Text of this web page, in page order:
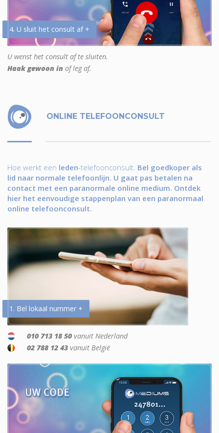
4. U sluit het consult af +
U wenst het consult af te sluiten.
Haak gewoon in of leg af.
ONLINE TELEFOONCONSULT
Hoe werkt een leden-telefoonconsult. Bel goedkoper als
lid naar normale telefoonlijn. U gaat pas betalen na
contact met een paranormale online medium. Ontdek
hier het eenvoudige stappenplan van een paranormaal
online telefoonconsult.
1. Bel lokaal nummer +
010 713 18 50 vanuit Nederland
02 788 12 43 vanuit België